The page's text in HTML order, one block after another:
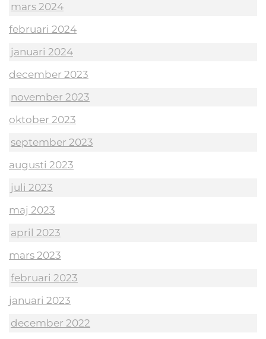
mars 2024
februari 2024
januari 2024
december 2023
november 2023
oktober 2023
september 2023
augusti 2023
juli 2023
maj 2023
april 2023
mars 2023
februari 2023
januari 2023
december 2022